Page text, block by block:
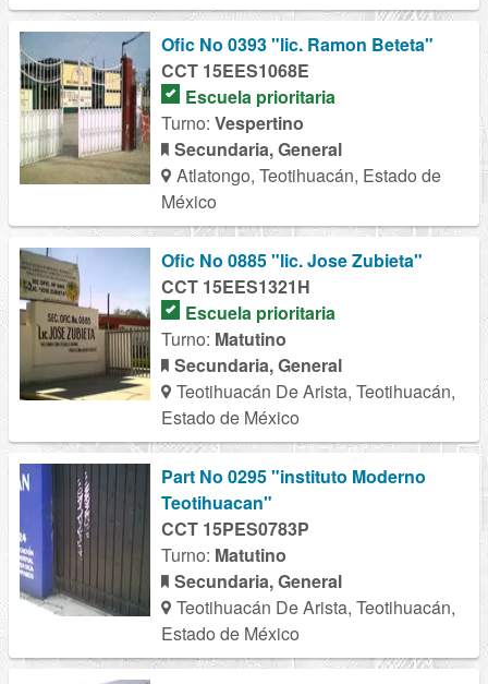
Ofic No 0393 "lic. Ramon Beteta"
CCT 15EES1068E
Escuela prioritaria
Turno: Vespertino
Secundaria, General
Atlatongo, Teotihuacán, Estado de
México
Ofic No 0885 "lic. Jose Zubieta"
CCT 15EES1321H
Escuela prioritaria
Turno: Matutino
Secundaria, General
Teotihuacán De Arista, Teotihuacán,
Estado de México
Part No 0295 "instituto Moderno
Teotihuacan"
CCT 15PES0783P
Turno: Matutino
Secundaria, General
Teotihuacán De Arista, Teotihuacán,
Estado de México